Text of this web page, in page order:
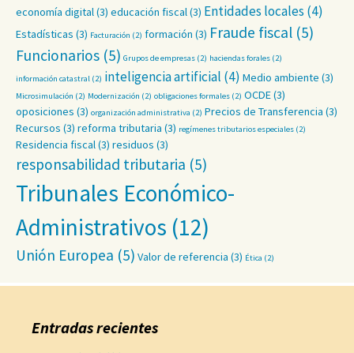
economía digital(3) educación fiscal(3) Entidades locales (4)
Estadísticas (3) Facturación (2) formación (3) Fraude fiscal (5)
Funcionarios (5) Grupos de empresas (2) haciendas forales (2)
información catastral (2) inteligencia artificial (4) Medio ambiente (3)
Microsimulación (2) Modernización (2) obligaciones formales (2) OCDE(3)
oposiciones (3) organización administrativa (2) Precios de Transferencia (3)
Recursos (3) reforma tributaria (3) regímenes tributarios especiales (2)
Residencia fiscal(3) residuos (3)
responsabilidad tributaria (5)
Tribunales Económico-
Administrativos (12)
Unión Europea (5) Valor de referencia (3) Ética (2)
Entradas recientes